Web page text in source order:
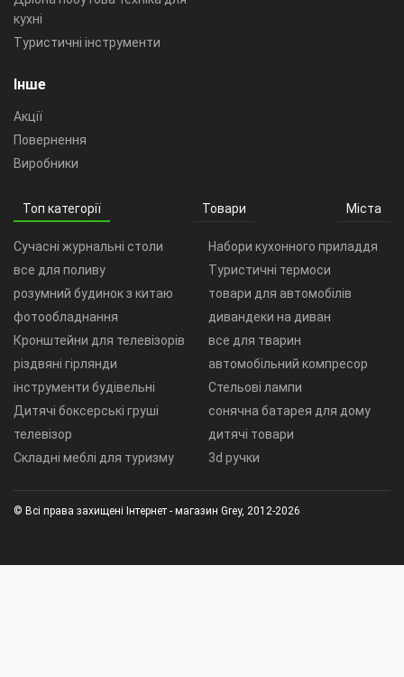
кухні
Туристичні інструменти
Інше
Акції
Повернення
Виробники
Топ категорії Товари Міста
Сучасні журнальні столи
все для поливу
розумний будинок з китаю
фотообладнання
Кронштейни для телевізорів
різдвяні гірлянди
інструменти будівельні
Дитячі боксерські груші
телевізор
Складні меблі для туризму
Набори кухонного приладдя
Туристичні термоси
товари для автомобілів
дивандеки на диван
все для тварин
автомобільний компресор
Стельові лампи
сонячна батарея для дому
дитячі товари
3d ручки
© Всі права захищені Інтернет - магазин Grey, 2012-2026